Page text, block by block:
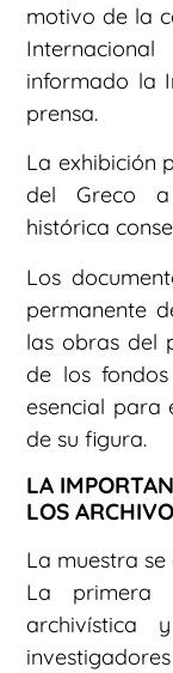
motivo de la
informado la
prensa.
La exhibición
del Greco
histórica
Los
permanente
las obras del
de los
esencial para
de su figura.
LA
LOS
La muestra
La primera
archivística